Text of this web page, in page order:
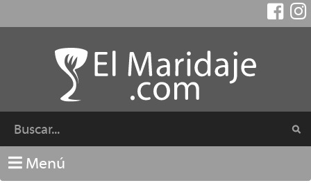
Menú